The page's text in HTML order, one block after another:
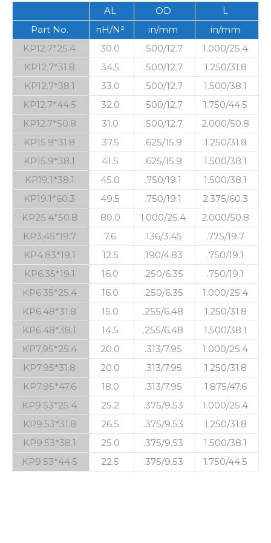
AL OD
L
Part No.
nH/N² in/mm
in/mm
KP12.7*25.4
30.0 .500/12.7
1.000/25.4
KP12.7*31.8
34.5 .500/12.7
1.250/31.8
KP12.7*38.1
33.0 .500/12.7
1.500/38.1
KP12.7*44.5
32.0 .500/12.7
1.750/44.5
KP12.7*50.8
31.0 .500/12.7
2.000/50.8
KP15.9*31.8
37.5 .625/15.9
1.250/31.8
KP15.9*38.1
41.5 .625/15.9
1.500/38.1
KP19.1*38.1
45.0 .750/19.1
1.500/38.1
KP19.1*60.3
49.5 .750/19.1
2.375/60.3
KP25.4*50.8
80.0 1.000/25.4
2.000/50.8
KP3.45*19.7
7.6 .136/3.45
.775/19.7
KP4.83*19.1
12.5 .190/4.83
.750/19.1
KP6.35*19.1
16.0 .250/6.35
.750/19.1
KP6.35*25.4
16.0 .250/6.35
1.000/25.4
KP6.48*31.8
15.0 .255/6.48
1.250/31.8
KP6.48*38.1
14.5 .255/6.48
1.500/38.1
KP7.95*25.4
20.0 .313/7.95
1.000/25.4
KP7.95*31.8
20.0 .313/7.95
1.250/31.8
KP7.95*47.6
18.0 .313/7.95
1.875/47.6
KP9.53*25.4
25.2 .375/9.53
1.000/25.4
KP9.53*31.8
26.5 .375/9.53
1.250/31.8
KP9.53*38.1
25.0 .375/9.53
1.500/38.1
KP9.53*44.5
22.5 .375/9.53 1.750/44.5